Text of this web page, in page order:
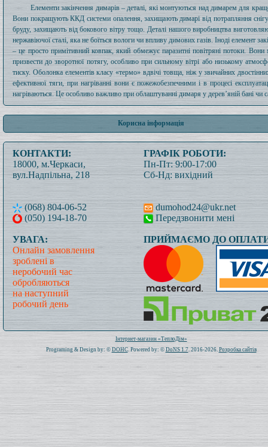
Елементи закінчення димарів – деталі, які монтуються над димарем для
Вони покращують ККД системи опалення, захищають димарі від потрапляння
бруду, захищають від бокового вітру тощо. Деталі нашого виробництва
нержавіючої сталі, яка не боїться вологи чи впливу димових газів. Іноді елемент
– це просто примітивний ковпак, який обмежує паразитні повітряні потоки. Вони
призвести до зворотної потягу, особливо при сильному вітрі або низькому
тиску. Оболонка елементів класу «термо» вдвічі товща, ніж у звичайних
ефективної тяги, при нагріванні вони є пожежобезпечними і в процесі
нагріваються. Це особливо важливо при облаштуванні димаря у дерев’яній бані чи
Корисна інформація
КОНТАКТИ:
18000, м.Черкаси,
вул.Надпільна, 218
(068) 804-06-52
(050) 194-18-70
ГРАФІК РОБОТИ:
Пн-Пт: 9:00-17:00
Сб-Нд: вихідний
dumohod24@ukr.net
Передзвонити мені
УВАГА:
Онлайн замовлення
зроблені в
неробочий час
обробляються
на наступний
робочий день
ПРИЙМАЄМО ДО
Всього: 1020382 Сьогодні: 472
Інтернет-магазин «ТеплоДім»
Programing & Design by: © DOHC. Powered by: © DoNS 1.7. 2016-2026. Розробка сайтів